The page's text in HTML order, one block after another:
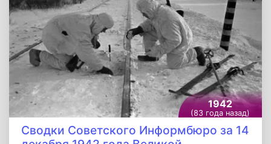
1942
(83 года назад)
Сводки Советского Информбюро за 14